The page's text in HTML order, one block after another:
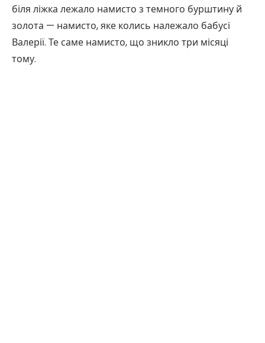
біля ліжка лежало намисто з темного бурштину й
золота — намисто, яке колись належало бабусі
Валерії. Те саме намисто, що зникло три місяці
тому.